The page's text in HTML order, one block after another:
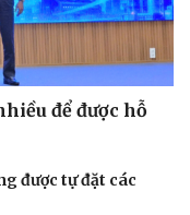
sĩ
để được hỗ
được tự đặt các